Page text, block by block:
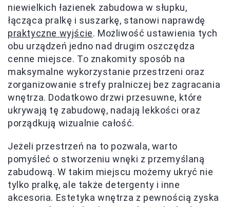
niewielkich łazienek zabudowa w słupku,
łącząca pralkę i suszarkę, stanowi naprawdę
praktyczne wyjście. Możliwość ustawienia tych
obu urządzeń jedno nad drugim oszczędza
cenne miejsce. To znakomity sposób na
maksymalne wykorzystanie przestrzeni oraz
zorganizowanie strefy pralniczej bez zagracania
wnętrza. Dodatkowo drzwi przesuwne, które
ukrywają tę zabudowę, nadają lekkości oraz
porządkują wizualnie całość.
Jeżeli przestrzeń na to pozwala, warto
pomyśleć o stworzeniu wnęki z przemyślaną
zabudową. W takim miejscu możemy ukryć nie
tylko pralkę, ale także detergenty i inne
akcesoria. Estetyka wnętrza z pewnością zyska